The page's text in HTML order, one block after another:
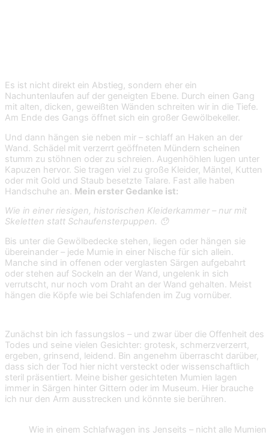
Es ist nicht direkt ein Abstieg, sondern eher ein
Nachuntenlaufen auf der geneigten Ebene. Durch einen Gang
mit alten, dicken, geweißten Wänden schreiten wir in die Tiefe.
Am Ende des Gangs öffnet sich ein großer Gewölbekeller.
Und dann hängen sie neben mir – schlaff an Haken an der
Wand. Schädel mit verzerrt geöffneten Mündern scheinen
stumm zu stöhnen oder zu schreien. Augenhöhlen lugen unter
Kapuzen hervor. Sie tragen viel zu große Kleider, Mäntel, Kutten
oder mit Gold und Staub besetzte Talare. Fast alle haben
Handschuhe an. Mein erster Gedanke ist:
Wie in einer riesigen, historischen Kleiderkammer – nur mit
Skeletten statt Schaufensterpuppen. 😯
Bis unter die Gewölbedecke stehen, liegen oder hängen sie
übereinander – jede Mumie in einer Nische für sich allein.
Manche sind in offenen oder verglasten Särgen aufgebahrt
oder stehen auf Sockeln an der Wand, ungelenk in sich
verrutscht, nur noch vom Draht an der Wand gehalten. Meist
hängen die Köpfe wie bei Schlafenden im Zug vornüber.
Zunächst bin ich fassungslos – und zwar über die Offenheit des
Todes und seine vielen Gesichter: grotesk, schmerzverzerrt,
ergeben, grinsend, leidend. Bin angenehm überrascht darüber,
dass sich der Tod hier nicht versteckt oder wissenschaftlich
steril präsentiert. Meine bisher gesichteten Mumien lagen
immer in Särgen hinter Gittern oder im Museum. Hier brauche
ich nur den Arm ausstrecken und könnte sie berühren.
Wie in einem Schlafwagen ins Jenseits – nicht alle